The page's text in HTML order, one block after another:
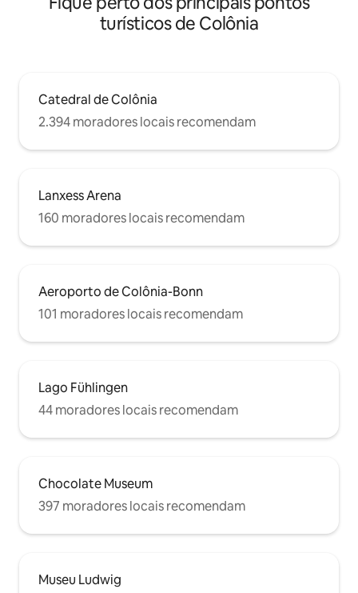
turísticos de Colônia
Catedral de Colônia
2.394 moradores locais recomendam
Lanxess Arena
160 moradores locais recomendam
Aeroporto de Colônia-Bonn
101 moradores locais recomendam
Lago Fühlingen
44 moradores locais recomendam
Chocolate Museum
397 moradores locais recomendam
Museu Ludwig